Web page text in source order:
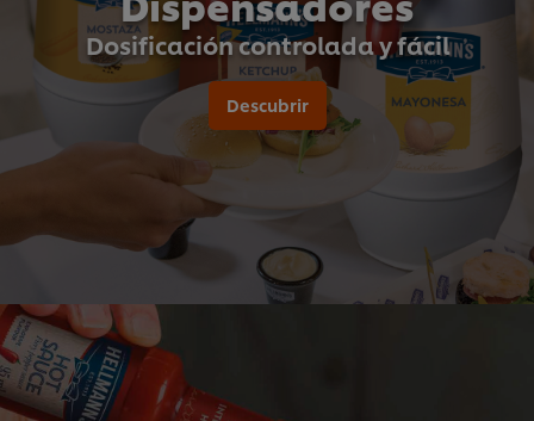
Dosificación controlada y fácil
Descubrir